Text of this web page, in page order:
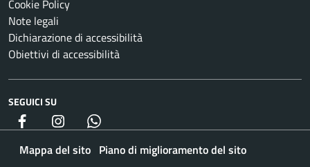
Cookie Policy
Note legali
Dichiarazione di accessibilità
Obiettivi di accessibilità
SEGUICI SU
Facebook Instagram
Mappa del sito Piano di miglioramento del sito